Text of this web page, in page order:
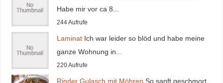
Habe mir vor ca 8...
244 Aufrufe
Laminat Ich war leider so blöd und habe meine
ganze Wohnung in...
220 Aufrufe
Rinder Gulasch mit Möhren So sanft geschmort,